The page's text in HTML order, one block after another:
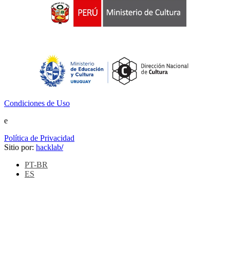
Condiciones de Uso
e
Política de Privacidad
Sitio por: hacklab/
PT-BR
ES